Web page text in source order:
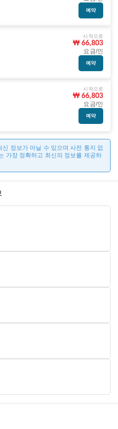
예약
시작으로
₩ 66,803
요금/인
예약
시작으로
₩ 66,803
요금/인
예약
정보가 아닐 수 있으며 사전 통지 없
가장 정확하고 최신의 정보를 제공하